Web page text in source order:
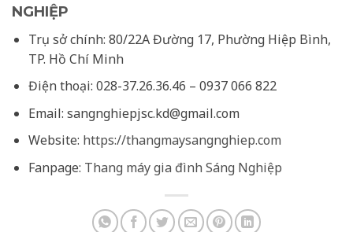
NGHIỆP
Trụ sở chính: 80/22A Đường 17, Phường Hiệp Bình,
TP. Hồ Chí Minh
Điện thoại: 028-37.26.36.46 – 0937 066 822
Email: sangnghiepjsc.kd@gmail.com
Website: https://thangmaysangnghiep.com
Fanpage: Thang máy gia đình Sáng Nghiệp